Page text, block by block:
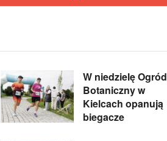
W niedzielę Ogród
Botaniczny w
Kielcach opanują
biegacze